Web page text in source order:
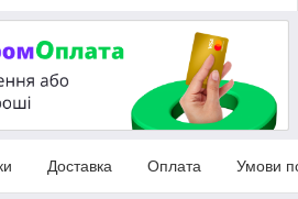
Доставка Оплата Умови